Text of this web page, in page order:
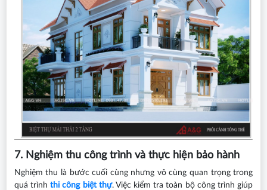
7. Nghiệm thu công trình và thực hiện bảo hành
Nghiệm thu là bước cuối cùng nhưng vô cùng quan trọng trong
quá trìnhthi công biệt thự. Việc kiểm tra toàn bộ công trình giúp